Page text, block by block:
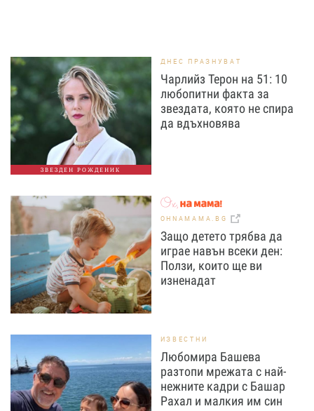
ЗВЕЗДЕН РОЖДЕНИК
ДНЕС ПРАЗНУВАТ
Чарлийз Терон на 51: 10
любопитни факта за
звездата, която не спира
да вдъхновява
OHNAMAMA.BG
Защо детето трябва да
играе навън всеки ден:
Ползи, които ще ви
изненадат
ИЗВЕСТНИ
Любомира Башева
разтопи мрежата с най-
нежните кадри с Башар
Рахал и малкия им син